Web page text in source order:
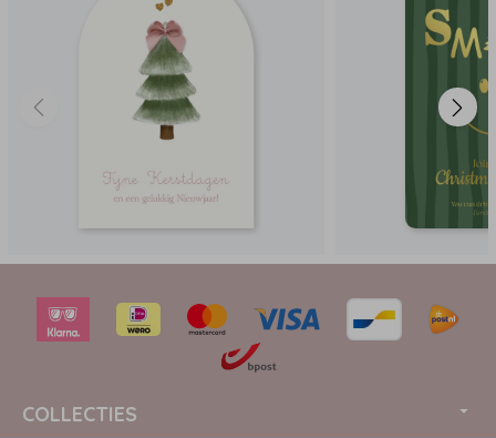
COLLECTIES